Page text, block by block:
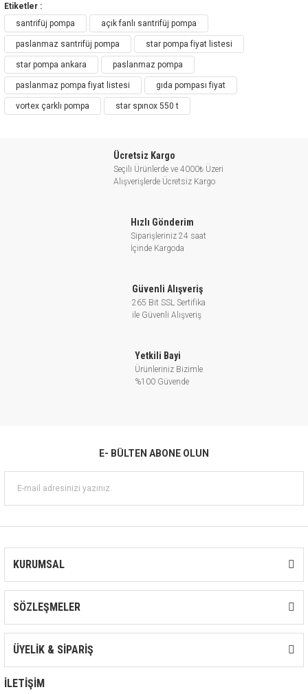
SPINOX 550 serisi pompaların sıvı ile temas eden yüzeyleri AISI 304 L
paslanmaz çelikten açık (vorteks) çarklı üretilmiş olup çeşitli kimyasalların
transferi için uygundur. Hijyenik ve korozyona karşı dayanıklı pompalardır.
KULLANIM YERLERİ
Endüstriyel tip bulaşık ve çamaşır makinaları
Orta yoğunluktaki sıvıların transferi
45 m³/h
19 mm
2900 d/d
F
Çalışma gerilimi
220 V, 50 Hz (M) / 380 V, 50 Hz
(T)
Yorum Yaz
Etiketler :
santrifüj pompa
açık fanlı santrifüj pompa
paslanmaz santrifüj pompa star pompa fiyat listesi
star pompa ankara paslanmaz pompa
paslanmaz pompa fiyat listesi gıda pompası fiyat
vortex çarklı pompa star spınox 550 t
Ücretsiz Kargo
Seçili Ürünlerde ve 4000₺ Üzeri
Alışverişlerde Ücretsiz Kargo
Hızlı Gönderim
Siparişleriniz 24 saat
İçinde Kargoda
Güvenli Alışveriş
265 Bit SSL Sertifika
ile Güvenli Alışveriş
Yetkili Bayi
Ürünleriniz Bizimle
%100 Güvende
E- BÜLTEN ABONE OLUN
KURUMSAL
SÖZLEŞMELER
ÜYELİK & SİPARİŞ
İLETİŞİM